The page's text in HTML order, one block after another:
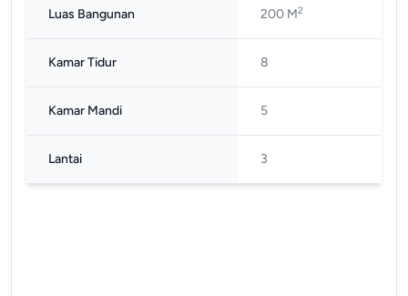
Luas Bangunan 200 M2
Kamar Tidur 8
Kamar Mandi 5
Lantai 3